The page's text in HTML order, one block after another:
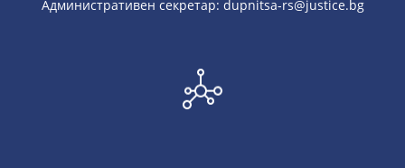
Административен секретар: dupnitsa-rs@justice.bg